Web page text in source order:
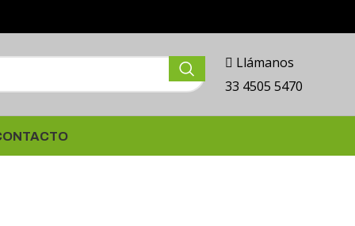
Llámanos
33 4505 5470